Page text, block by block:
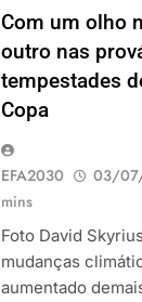
Com um olho
outro nas
tempestades
Copa
EFA2030 03/
mins
Foto David
mudanças
aumentado